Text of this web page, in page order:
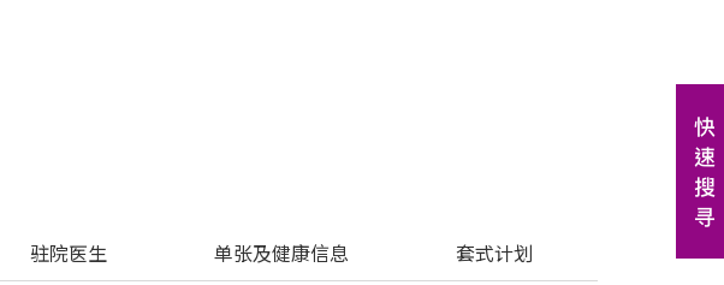
驻院医生 单张及健康信息 套式计划